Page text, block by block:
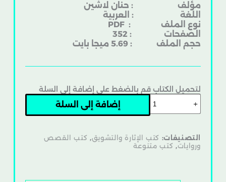
مؤلف : حنان لاشين
اللغة : العربية
نوع الملف: PDF
الصفحات : 352
حجم الملف : 5.69 ميجا بايت
لتحميل الكتاب قم بالضغط على إضافة إلى السلة
إضافة إلى السلة
التصنيفات: كتب الإثارة والتشويق, كتب القصص
وروايات, كتب متنوعة